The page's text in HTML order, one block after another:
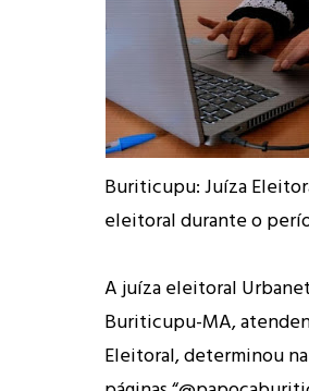
Buriticupu: Juíza
eleitoral durante o
A juíza eleitoral
Buriticupu-MA,
Eleitoral, determinou